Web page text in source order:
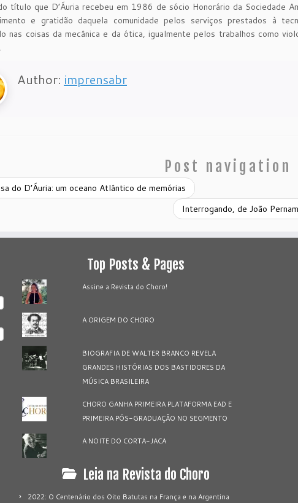
título que D’Áuria recebeu em 1986 de sócio Honorário da Sociedade
e gratidão daquela comunidade pelos serviços prestados à
nas coisas da mecânica e da ótica, igualmente pelos trabalhos como
Author: imprensabr
Post navigation
do D’Áuria: um oceano Atlântico de memórias
Interrogando, de João
Top Posts & Pages
Assine a Revista do Choro!
A ORIGEM DO CHORO
BIOGRAFIA DE WALTER BRANCO REVELA
GRANDES HISTÓRIAS DOS BASTIDORES DA
MÚSICA BRASILEIRA
CHORO GANHA PRIMEIRA PLATAFORMA EAD E
PRIMEIRA PÓS-GRADUAÇÃO NO SEGMENTO
A NOITE DO CORTA-JACA
Leia na Revista do Choro
2022: O Centenário dos Oito Batutas na França e na Argentina